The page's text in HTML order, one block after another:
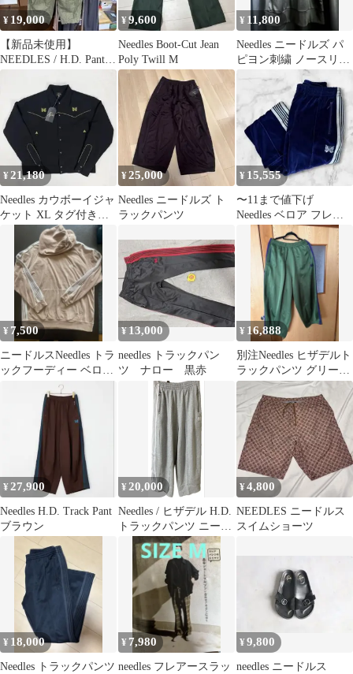
¥ 19,000
【新品未使用】
NEEDLES / H.D. Pant -
¥9,600
Needles Boot-Cut Jean
Poly Twill M
¥ 11,800
Needles ニードルズ パ
ピヨン刺繍 ノースリー
¥21,180
Needles カウボーイジャ
ケット XL タグ付き未
使用 黒 ゴールド
¥25,000
Needles ニードルズ ト
ラックパンツ
¥ 15,555
〜11まで値下げ
Needles ベロア フレア
トラックパンツ ネイビ
ー XS
¥ 7,500
ニードルスNeedles トラ
ックフーディー ベロア
¥13,000
needles トラックパン
ツ ナロー 黒赤
¥ 16,888
別注Needles ヒザデルト
ラックパンツ グリーン
正規品
¥27,900
Needles H.D. Track Pant
ブラウン
¥ 20,000
Needles / ヒザデル H.D.
トラックパンツ ニード
ルズ グレー S
¥4,800
NEEDLES ニードルス
スイムショーツ
¥ 18,000
Needles トラックパンツ
¥ 7,980
needles フレアースラッ
¥9,800
needles ニードルス